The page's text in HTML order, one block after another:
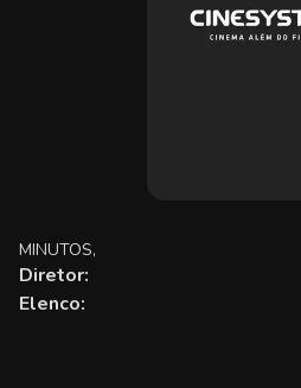
MINUTOS,
Diretor:
Elenco: